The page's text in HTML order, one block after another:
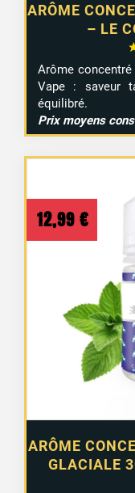
ARÔME
– LE
Arôme
Vape : saveur
équilibré.
Prix moyens
ARÔME
GLACIALE
12,99 €